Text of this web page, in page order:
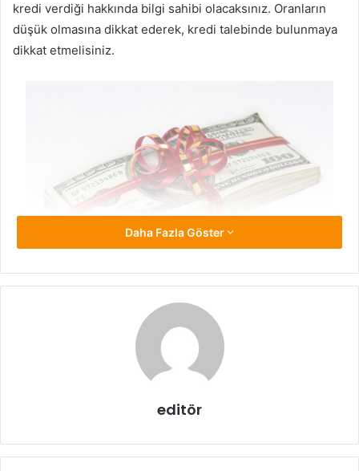
kredi verdiği hakkında bilgi sahibi olacaksınız. Oranların
düşük olmasına dikkat ederek, kredi talebinde bulunmaya
dikkat etmelisiniz.
Banka Ev Kredisi Faiz Oranları
Kredi alacaksanız, ev kredisi için sunulan faiz oranlarını
verilen yanıt üzerinden anında kredi ödemelerinizin ne
oranlar düşük ise sunulmuş olan bu fırsatları kaçırmayın.
Daha Fazla Göster
editör